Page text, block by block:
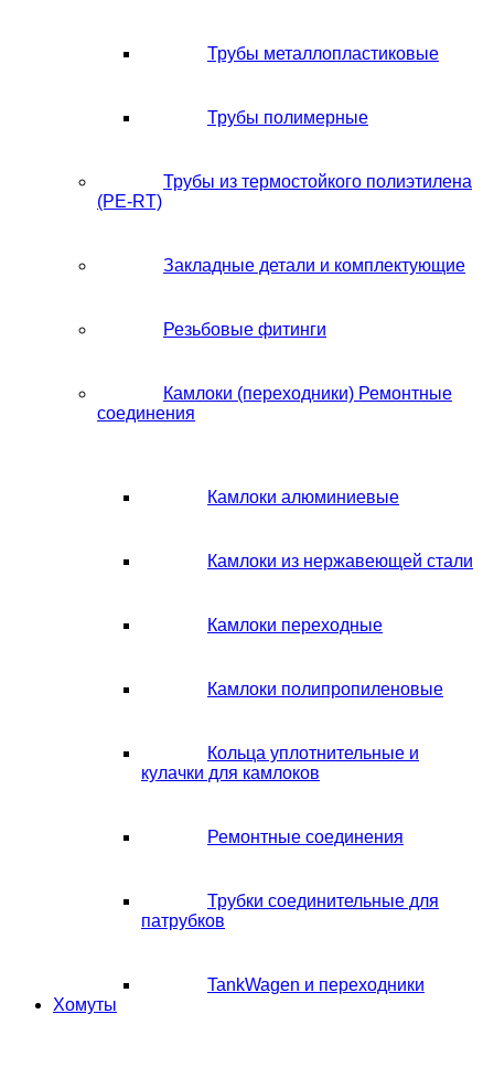
Трубы металлопластиковые
Трубы полимерные
Трубы из термостойкого полиэтилена
(PE-RT)
Закладные детали и комплектующие
Резьбовые фитинги
Камлоки (переходники) Ремонтные
соединения
Камлоки алюминиевые
Камлоки из нержавеющей стали
Камлоки переходные
Камлоки полипропиленовые
Кольца уплотнительные и
кулачки для камлоков
Ремонтные соединения
Трубки соединительные для
патрубков
TankWagen и переходники
Хомуты